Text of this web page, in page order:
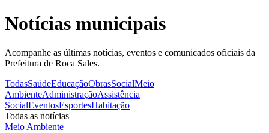
Notícias municipais
Acompanhe as últimas notícias, eventos e comunicados oficiais da
Prefeitura de Roca Sales.
TodasSaúdeEducaçãoObrasSocialMeio
AmbienteAdministraçãoAssistência
SocialEventosEsportesHabitação
Todas as notícias
Meio Ambiente